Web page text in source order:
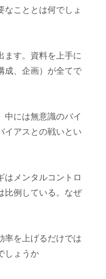
なこととは何でしょ
す。資料を上手に
成、企画）が全てで
には無意識のバイ
イアスとの戦いとい
メンタルコントロ
比例している。なぜ
率を上げるだけでは
しょうか